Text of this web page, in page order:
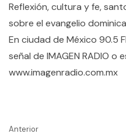
Reflexión, cultura y fe,
sobre el evangelio
En ciudad de México 90.5
señal de IMAGEN RADIO
www.imagenradio.com.mx
Anterior